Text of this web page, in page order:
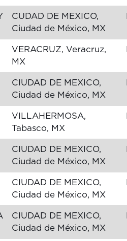
CUDAD DE MEXICO,
Ciudad de México, MX
VERACRUZ, Veracruz,
MX
CIUDAD DE MEXICO,
Ciudad de México, MX
VILLAHERMOSA,
Tabasco, MX
CIUDAD DE MEXICO,
Ciudad de México, MX
CIUDAD DE MEXICO,
Ciudad de México, MX
CIUDAD DE MEXICO,
Ciudad de México, MX